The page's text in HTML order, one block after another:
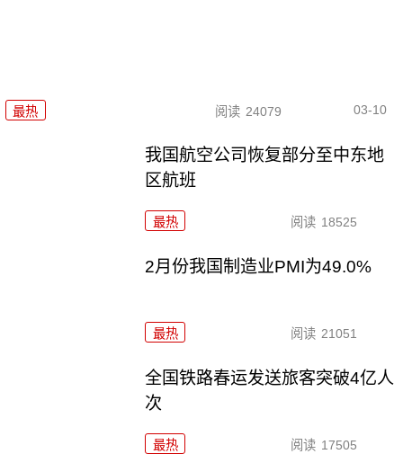
最热 阅读 24079 03-10
我国航空公司恢复部分至中东地
区航班
最热 阅读 18525
2月份我国制造业PMI为49.0%
最热 阅读 21051
全国铁路春运发送旅客突破4亿人
次
最热 阅读 17505